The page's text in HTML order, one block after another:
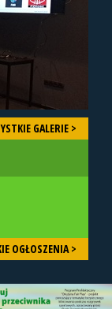
GALERIE >
OGŁOSZENIA >